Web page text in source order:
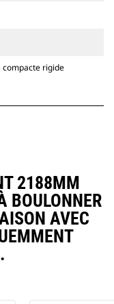
compacte rigide
2188MM
BOULONNER
AVEC